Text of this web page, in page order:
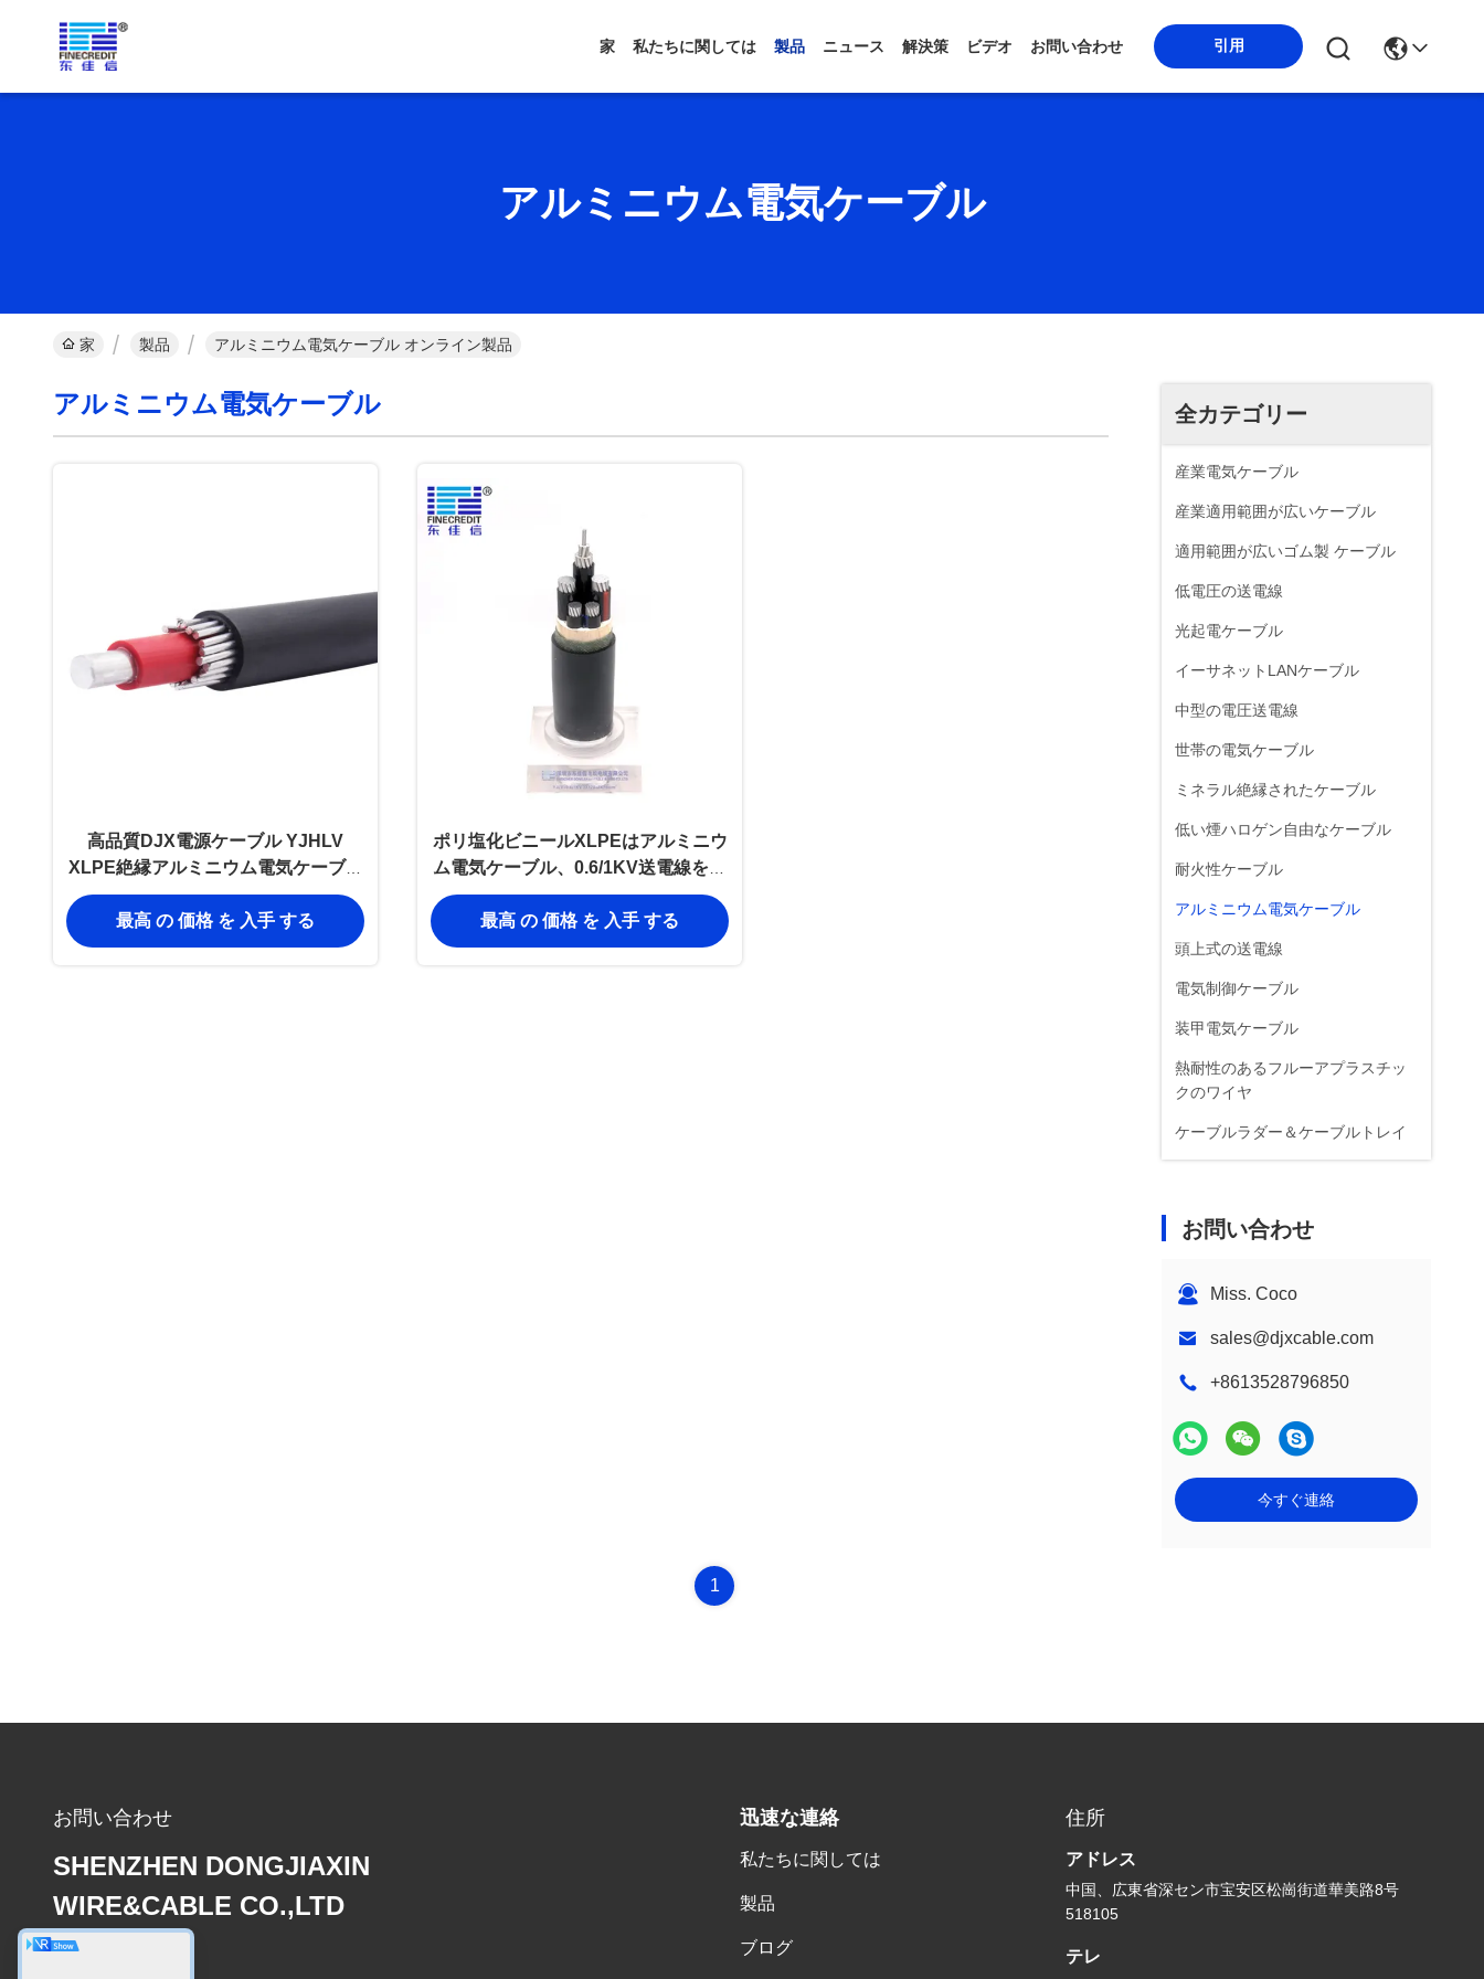
家 私たちに関しては 製品 ニュース 解決策 ビデオ お問い合わせ 引用
アルミニウム電気ケーブル
家 製品 アルミニウム電気ケーブル オンライン製品
全カテゴリー
産業電気ケーブル
産業適用範囲が広いケーブル
適用範囲が広いゴム製 ケーブル
低電圧の送電線
光起電ケーブル
イーサネットLANケーブル
中型の電圧送電線
世帯の電気ケーブル
ミネラル絶縁されたケーブル
低い煙ハロゲン自由なケーブル
耐火性ケーブル
アルミニウム電気ケーブル
頭上式の送電線
電気制御ケーブル
装甲電気ケーブル
熱耐性のあるフルーアプラスチッ
クのワイヤ
ケーブルラダー＆ケーブルトレイ
お問い合わせ
Miss. Coco
sales@djxcable.com
+8613528796850
今すぐ連絡
アルミニウム電気ケーブル
高品質DJX電源ケーブル YJHLV
XLPE絶縁アルミニウム電気ケーブル
1KV電源
最高 の 価格 を 入手 する
ポリ塩化ビニールXLPEはアルミニウ
ム電気ケーブル、0.6/1KV送電線を絶
縁した
最高 の 価格 を 入手 する
1
お問い合わせ
SHENZHEN DONGJIAXIN
WIRE&CABLE CO.,LTD
迅速な連絡
私たちに関しては
製品
ブログ
住所
アドレス
中国、広東省深セン市宝安区松崗街道華美路8号
518105
テレ